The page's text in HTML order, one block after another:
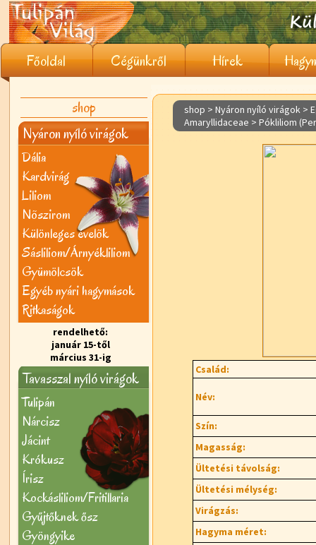
Főoldal Cégünkről Hírek
shop
Nyáron nyíló virágok
Dália
Kardvirág
Liliom
Nõszirom
Különleges évelõk
Sásliliom/Árnyékliliom
Gyümölcsök
Egyéb nyári hagymások
Ritkaságok
rendelhető:
január 15-től
március 31-ig
Tavasszal nyíló virágok
Tulipán
Nárcisz
Jácint
Krókusz
Írisz
Kockásliliom/Fritillaria
Gyűjtőknek ősz
Gyöngyike
shop > Nyáron nyíló virágok >
Amaryllidaceae > Pókliliom
Család:
Név:
Szín:
Magasság:
Ültetési távolság:
Ültetési mélység:
Virágzás:
Hagyma méret: